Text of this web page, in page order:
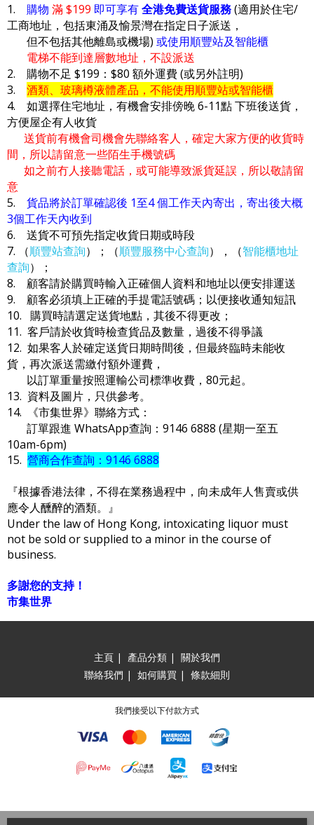
1. 購物 滿 $199 即可享有全港免費送貨服務(適用於住宅/
工商地址，包括東涌及愉景灣在指定日子派送，
但不包括其他離島或機場) 或使用順豐站及智能櫃
電梯不能到達層數地址，不設派送
2. 購物不足 $199：$80 額外運費 (或另外註明)
3. 酒類、玻璃樽液體產品，不能使用順豐站或智能櫃
4. 如選擇住宅地址，有機會安排傍晚 6-11點 下班後送貨，
方便屋企有人收貨
送貨前有機會司機會先聯絡客人，確定大家方便的收貨時
間，所以請留意一些陌生手機號碼
如之前冇人接聽電話，或可能導致派貨延誤，所以敬請留
意
5. 貨品將於訂單確認後 1至4 個工作天內寄出，寄出後大概
3個工作天內收到
6. 送貨不可預先指定收貨日期或時段
7. （順豐站查詢）；（順豐服務中心查詢），（智能櫃地址
查詢）；
8. 顧客請於購買時輸入正確個人資料和地址以便安排運送
9. 顧客必須填上正確的手提電話號碼；以便接收通知短訊
10. 購買時請選定送貨地點，其後不得更改；
11. 客戶請於收貨時檢查貨品及數量，過後不得爭議
12. 如果客人於確定送貨日期時間後，但最終臨時未能收
貨，再次派送需繳付額外運費，
以訂單重量按照運輸公司標準收費，80元起。
13. 資料及圖片，只供參考。
14. 《市集世界》聯絡方式：
訂單跟進 WhatsApp查詢：9146 6888 (星期一至五
10am-6pm)
15. 營商合作查詢：9146 6888
『根據香港法律，不得在業務過程中，向未成年人售賣或供
應令人醺醉的酒類。』
Under the law of Hong Kong, intoxicating liquor must
not be sold or supplied to a minor in the course of
business.
多謝您的支持！
市集世界
主頁 | 產品分類 | 關於我們
聯絡我們 | 如何購買 | 條款細則
我們接受以下付款方式